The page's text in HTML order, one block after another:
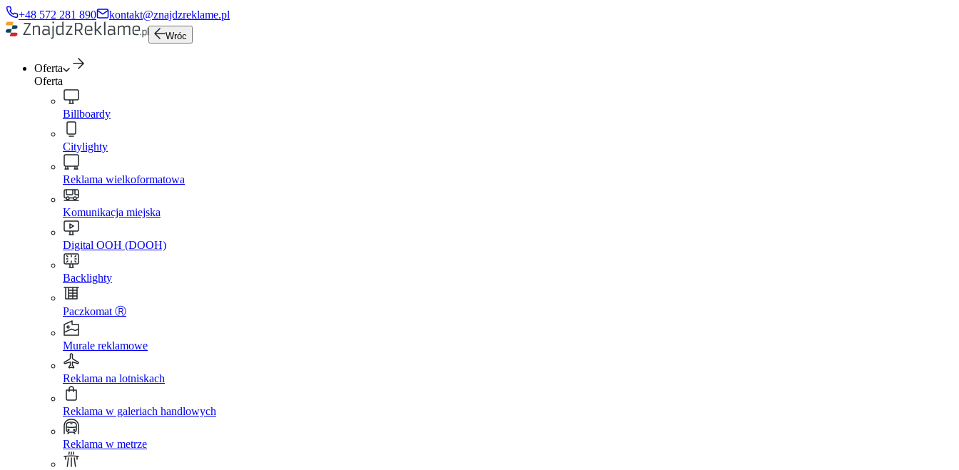
+48 572 281 890 kontakt@znajdzreklame.pl
Wróc
Oferta
Oferta
Billboardy
Citylighty
Reklama wielkoformatowa
Komunikacja miejska
Digital OOH (DOOH)
Backlighty
Paczkomat Ⓡ
Murale reklamowe
Reklama na lotniskach
Reklama w galeriach handlowych
Reklama w metrze